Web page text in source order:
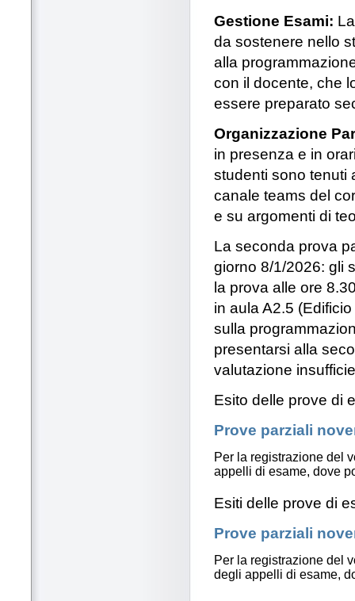
Gestione Esami:
da sostenere nello
alla
con il docente, che
essere preparato
Organizzazione
in presenza e in
studenti sono tenuti
canale teams del
e su argomenti di
La seconda prova
giorno 8/1/2026: gli
la prova alle ore
in aula A2.5
sulla
presentarsi alla
valutazione
Esito delle prove di
Prove parziali
Per la registrazione del
appelli di esame, dove
Esiti delle prove di
Prove parziali
Per la registrazione del
degli appelli di esame,